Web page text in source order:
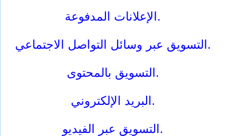
الإعلانات المدفوعة.
التسويق عبر وسائل التواصل الاجتماعي.
التسويق بالمحتوى.
البريد الإلكتروني.
التسويق عبر الفيديو.